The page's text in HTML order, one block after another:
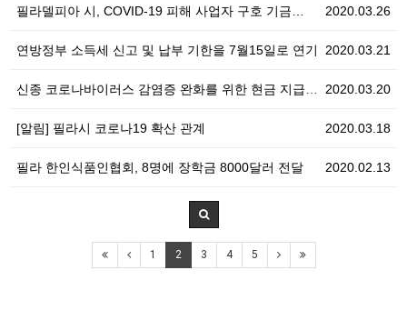
2020.03.26
필라델피아 시, COVID-19 피해 사업자 구호 기금…
2020.03.21
연방정부 소득세 신고 및 납부 기한을 7월15일로 연기
2020.03.20
신종 코로나바이러스 감염증 완화를 위한 현금 지급 계획
2020.03.18
[알림] 필라시 코로나19 확산 관계
2020.02.13
필라 한인식품인협회, 8명에 장학금 8000달러 전달
1 2 3 4 5